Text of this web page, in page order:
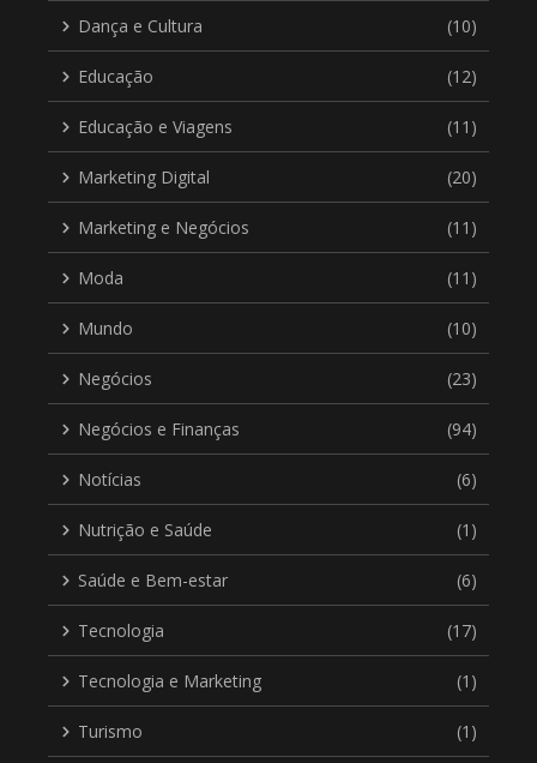
Dança e Cultura (10)
Educação (12)
Educação e Viagens (11)
Marketing Digital (20)
Marketing e Negócios (11)
Moda (11)
Mundo (10)
Negócios (23)
Negócios e Finanças (94)
Notícias (6)
Nutrição e Saúde (1)
Saúde e Bem-estar (6)
Tecnologia (17)
Tecnologia e Marketing (1)
Turismo (1)